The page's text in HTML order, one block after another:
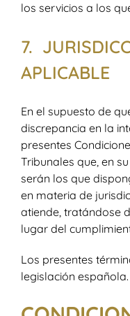
los servicios a los
7.
APLICABLE
En el supuesto de
discrepancia en la
presentes
Tribunales que, en
serán los que
en materia de
atiende, tratándose
lugar del
Los presentes
legislación española.